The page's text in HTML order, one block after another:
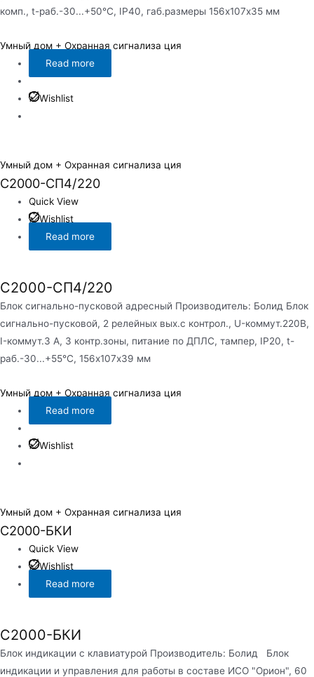
комп., t-раб.-30...+50°С, IP40, габ.размеры 156х107х35 мм
Умный дом + Охранная сигнализа ция
Read more
Wishlist
Умный дом + Охранная сигнализа ция
С2000-СП4/220
Quick View
Wishlist
Read more
С2000-СП4/220
Блок сигнально-пусковой адресный Производитель: Болид Блок
сигнально-пусковой, 2 релейных вых.с контрол., U-коммут.220В,
I-коммут.3 А, 3 контр.зоны, питание по ДПЛС, тампер, IP20, t-
раб.-30...+55°C, 156х107х39 мм
Умный дом + Охранная сигнализа ция
Read more
Wishlist
Умный дом + Охранная сигнализа ция
С2000-БКИ
Quick View
Wishlist
Read more
С2000-БКИ
Блок индикации с клавиатурой Производитель: Болид Блок
индикации и управления для работы в составе ИСО "Орион", 60